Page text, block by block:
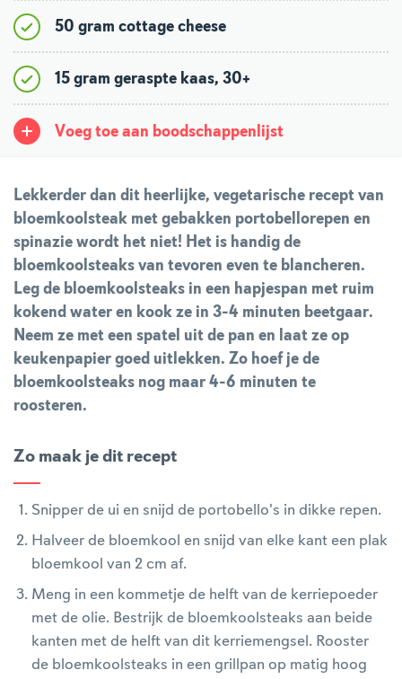
50 gram cottage cheese
15 gram geraspte kaas, 30+
Voeg toe aan boodschappenlijst
Lekkerder dan dit heerlijke, vegetarische recept van
bloemkoolsteak met gebakken portobellorepen en
spinazie wordt het niet! Het is handig de
bloemkoolsteaks van tevoren even te blancheren.
Leg de bloemkoolsteaks in een hapjespan met ruim
kokend water en kook ze in 3-4 minuten beetgaar.
Neem ze met een spatel uit de pan en laat ze op
keukenpapier goed uitlekken. Zo hoef je de
bloemkoolsteaks nog maar 4-6 minuten te
roosteren.
Zo maak je dit recept
Snipper de ui en snijd de portobello's in dikke repen.
Halveer de bloemkool en snijd van elke kant een plak
bloemkool van 2 cm af.
Meng in een kommetje de helft van de kerriepoeder
met de olie. Bestrijk de bloemkoolsteaks aan beide
kanten met de helft van dit kerriemengsel. Rooster
de bloemkoolsteaks in een grillpan op matig hoog